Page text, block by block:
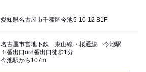
愛知県名古屋市千種区今池5-10-12 B1F
名古屋市営地下鉄 東山線・桜通線 今池駅
１番出口or8番出口徒歩1分
今池駅から107m